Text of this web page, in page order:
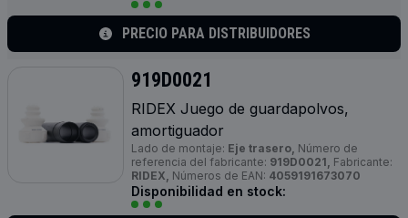
PRECIO PARA DISTRIBUIDORES
919D0021
RIDEX Juego de guardapolvos,
amortiguador
Lado de montaje: Eje trasero, Número de
referencia del fabricante: 919D0021, Fabricante:
RIDEX, Números de EAN: 4059191673070
Disponibilidad en stock: